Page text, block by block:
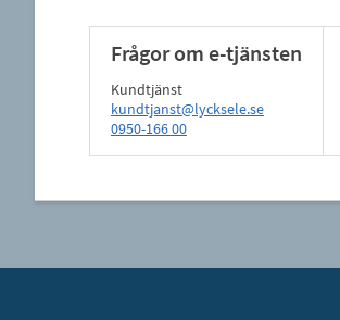
Frågor om e-tjänsten
Kundtjänst
kundtjanst@lycksele.se
0950-166 00